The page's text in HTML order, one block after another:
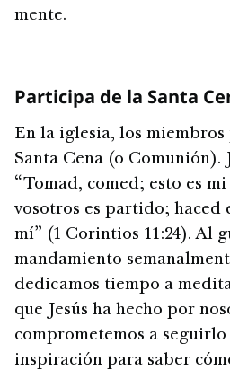
mente.
Participa de la Santa
En la iglesia, los
Santa Cena (o Comunión).
“Tomad, comed; esto es
vosotros es partido; haced
mí” (1 Corintios 11:24). Al
mandamiento
dedicamos tiempo a
que Jesús ha hecho por
comprometemos a seguirlo
inspiración para saber